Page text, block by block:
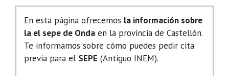
En esta página ofrecemos la información sobre
la el sepe de Onda en la provincia de Castellón.
Te informamos sobre cómo puedes pedir cita
previa para el SEPE (Antiguo INEM).